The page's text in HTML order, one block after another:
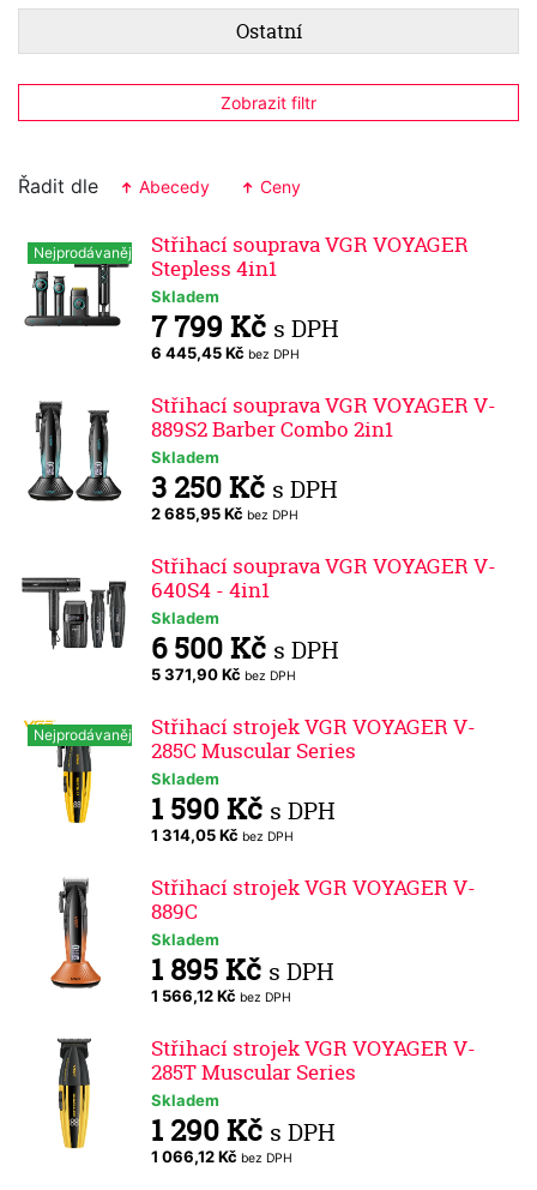
Ostatní
Zobrazit filtr
Řadit dle Abecedy Ceny
Nejprodávanější
Střihací souprava VGR VOYAGER
Stepless 4in1
Skladem
7 799 Kč s DPH
6 445,45 Kč bez DPH
Střihací souprava VGR VOYAGER V-
889S2 Barber Combo 2in1
Skladem
3 250 Kč s DPH
2 685,95 Kč bez DPH
Střihací souprava VGR VOYAGER V-
640S4 - 4in1
Skladem
6 500 Kč s DPH
5 371,90 Kč bez DPH
Nejprodávanější
Střihací strojek VGR VOYAGER V-
285C Muscular Series
Skladem
1 590 Kč s DPH
1 314,05 Kč bez DPH
Střihací strojek VGR VOYAGER V-
889C
Skladem
1 895 Kč s DPH
1 566,12 Kč bez DPH
Střihací strojek VGR VOYAGER V-
285T Muscular Series
Skladem
1 290 Kč s DPH
1 066,12 Kč bez DPH